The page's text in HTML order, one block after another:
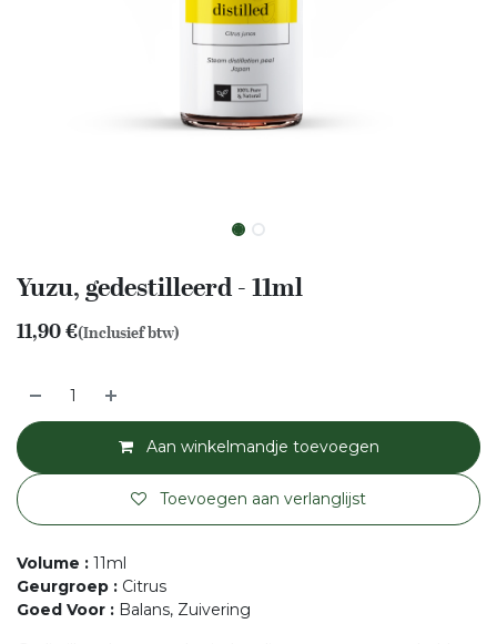
Yuzu, gedestilleerd - 11ml
11,90€(Inclusief btw)
Aan winkelmandje toevoegen
Toevoegen aan verlanglijst
Volume : 11ml
Geurgroep : Citrus
Goed Voor : Balans, Zuivering